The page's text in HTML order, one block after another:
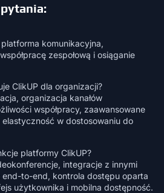
komunikacyjna,
zespołową i osiąganie
ClikUP dla organizacji?
organizacja kanałów
współpracy, zaawansowane
w dostosowaniu do
platformy ClikUP?
integracje z innymi
to-end, kontrola dostępu oparta
użytkownika i mobilna dostępność.